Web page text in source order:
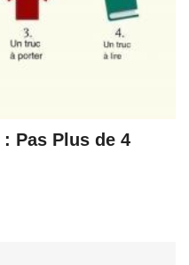
Pas Plus de 4